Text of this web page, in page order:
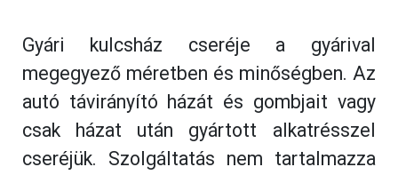
Gyári kulcsház cseréje a gyárival
megegyező méretben és minőségben. Az
autó távirányító házát és gombjait vagy
csak házat után gyártott alkatrésszel
cseréjük. Szolgáltatás nem tartalmazza